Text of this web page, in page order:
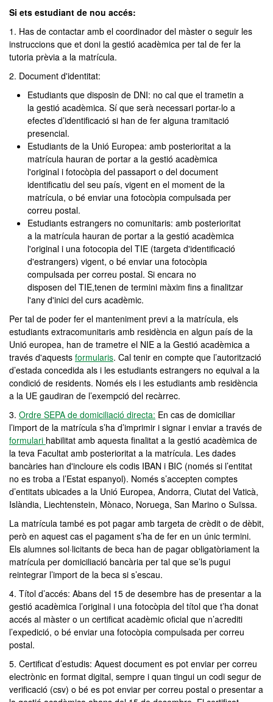
Si ets estudiant de nou accés:
1. Has de contactar amb el coordinador del màster o seguir les
instruccions que et doni la gestió acadèmica per tal de fer la
tutoria prèvia a la matrícula.
2. Document d'identitat:
Estudiants que disposin de DNI: no cal que el trametin a
la gestió acadèmica. Sí que serà necessari portar-lo a
efectes d’identificació si han de fer alguna tramitació
presencial.
Estudiants de la Unió Europea: amb posterioritat a la
matrícula hauran de portar a la gestió acadèmica
l'original i fotocòpia del passaport o del document
identificatiu del seu país, vigent en el moment de la
matrícula, o bé enviar una fotocòpia compulsada per
correu postal.
Estudiants estrangers no comunitaris: amb posterioritat
a la matrícula hauran de portar a la gestió acadèmica
l'original i una fotocopia del TIE (targeta d'identificació
d'estrangers) vigent, o bé enviar una fotocòpia
compulsada per correu postal. Si encara no
disposen del TIE,tenen de termini màxim fins a finalitzar
l'any d'inici del curs acadèmic.
Per tal de poder fer el manteniment previ a la matrícula, els
estudiants extracomunitaris amb residència en algun país de la
Unió europea, han de trametre el NIE a la Gestió acadèmica a
través d'aquests formularis. Cal tenir en compte que l’autorització
d’estada concedida als i les estudiants estrangers no equival a la
condició de residents. Només els i les estudiants amb residència
a la UE gaudiran de l’exempció del recàrrec.
3. Ordre SEPA de domiciliació directa: En cas de domiciliar
l’import de la matrícula s’ha d’imprimir i signar i enviar a través de
formulari habilitat amb aquesta finalitat a la gestió acadèmica de
la teva Facultat amb posterioritat a la matrícula. Les dades
bancàries han d'incloure els codis IBAN i BIC (només si l’entitat
no es troba a l’Estat espanyol). Només s’accepten comptes
d’entitats ubicades a la Unió Europea, Andorra, Ciutat del Vaticà,
Islàndia, Liechtenstein, Mònaco, Noruega, San Marino o Suïssa.
La matrícula també es pot pagar amb targeta de crèdit o de dèbit,
però en aquest cas el pagament s’ha de fer en un únic termini.
Els alumnes sol·licitants de beca han de pagar obligatòriament la
matrícula per domiciliació bancària per tal que se’ls pugui
reintegrar l’import de la beca si s’escau.
4. Títol d’accés: Abans del 15 de desembre has de presentar a la
gestió acadèmica l’original i una fotocòpia del títol que t’ha donat
accés al màster o un certificat acadèmic oficial que n’acrediti
l’expedició, o bé enviar una fotocòpia compulsada per correu
postal.
5. Certificat d’estudis: Aquest document es pot enviar per correu
electrònic en format digital, sempre i quan tingui un codi segur de
verificació (csv) o bé es pot enviar per correu postal o presentar a